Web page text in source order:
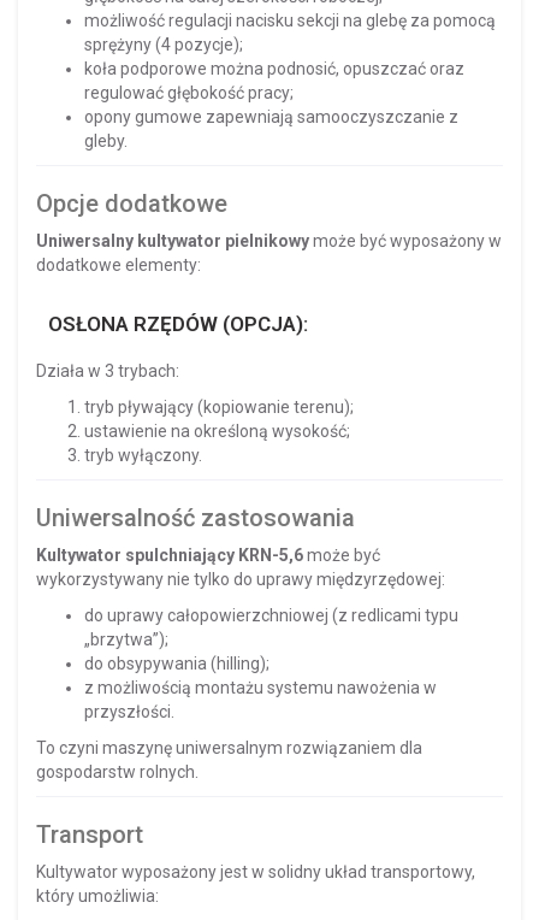
możliwość regulacji nacisku sekcji na glebę za pomocą
sprężyny (4 pozycje);
koła podporowe można podnosić, opuszczać oraz
regulować głębokość pracy;
opony gumowe zapewniają samooczyszczanie z
gleby.
Opcje dodatkowe
Uniwersalny kultywator pielnikowymoże być wyposażony w
dodatkowe elementy:
OSŁONA RZĘDÓW (OPCJA):
Działa w 3 trybach:
tryb pływający (kopiowanie terenu);
ustawienie na określoną wysokość;
tryb wyłączony.
Uniwersalność zastosowania
Kultywator spulchniający KRN-5,6może być
wykorzystywany nie tylko do uprawy międzyrzędowej:
do uprawy całopowierzchniowej (z redlicami typu
„brzytwa”);
do obsypywania (hilling);
z możliwością montażu systemu nawożenia w
przyszłości.
To czyni maszynę uniwersalnym rozwiązaniem dla
gospodarstw rolnych.
Transport
Kultywator wyposażony jest w solidny układ transportowy,
który umożliwia: